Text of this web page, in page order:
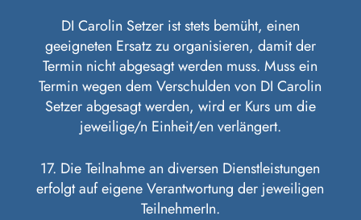
DI Carolin Setzer ist stets bemüht, einen
geeigneten Ersatz zu organisieren, damit der
Termin nicht abgesagt werden muss. Muss ein
Termin wegen dem Verschulden von DI Carolin
Setzer abgesagt werden, wird er Kurs um die
jeweilige/n Einheit/en verlängert.
17. Die Teilnahme an diversen Dienstleistungen
erfolgt auf eigene Verantwortung der jeweiligen
TeilnehmerIn.